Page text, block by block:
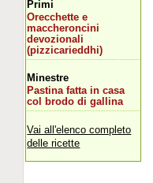
Primi
Orecchette e
maccheroncini
devozionali
(pizzicarieddhi)
Minestre
Pastina fatta in casa
col brodo di gallina
Vai all'elenco completo
delle ricette